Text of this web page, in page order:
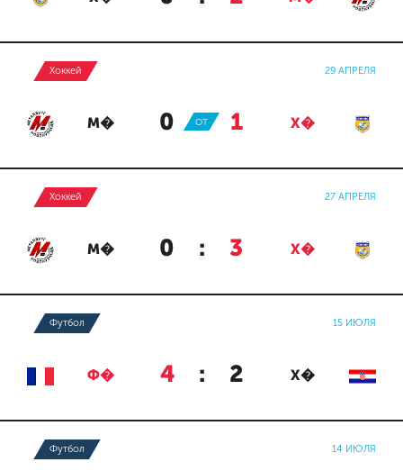
Хоккей 29 АПРЕЛЯ
М� 0 : 1 Х�
ОТ
Хоккей 27 АПРЕЛЯ
М� 0 : 3 Х�
Футбол 15 ИЮЛЯ
Ф� 4 : 2 Х�
Футбол 14 ИЮЛЯ